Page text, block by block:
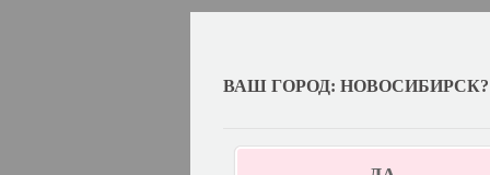
ВАШ ГОРОД: НОВОСИБИРСК?